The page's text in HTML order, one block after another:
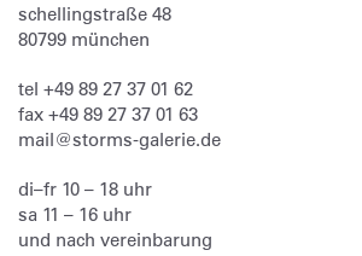
schellingstraße 48
80799 münchen
tel +49 89 27 37 01 62
fax +49 89 27 37 01 63
mail@storms-galerie.de
di–fr 10 – 18 uhr
sa 11 – 16 uhr
und nach vereinbarung